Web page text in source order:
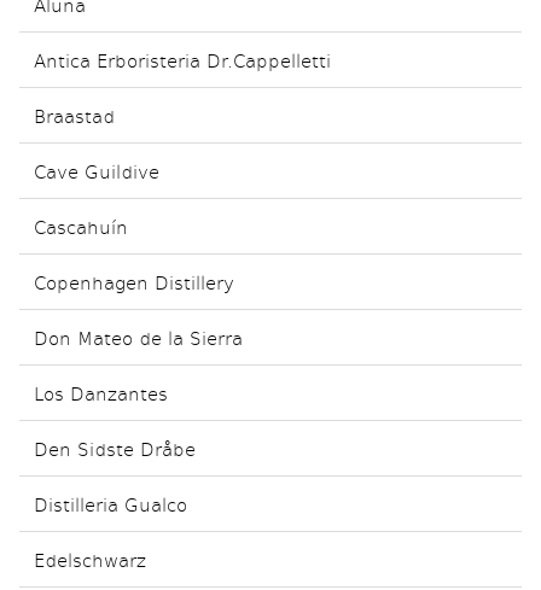
Antica Erboristeria Dr.Cappelletti
Braastad
Cave Guildive
Cascahuín
Copenhagen Distillery
Don Mateo de la Sierra
Los Danzantes
Den Sidste Dråbe
Distilleria Gualco
Edelschwarz